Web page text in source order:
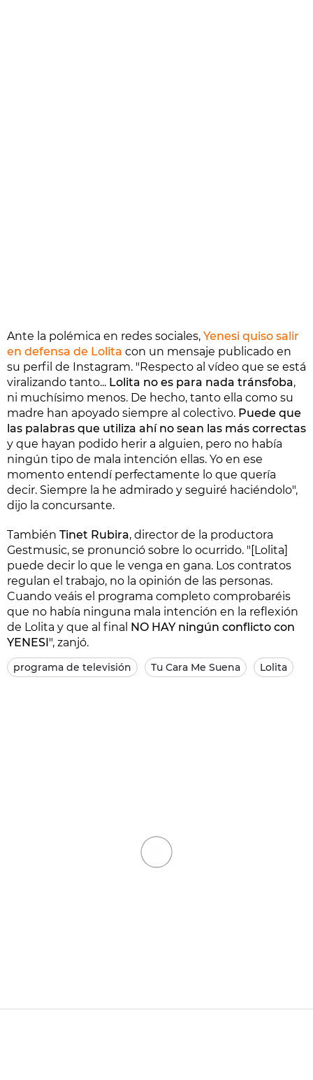
Ante la polémica en redes sociales, Yenesi quiso salir
en defensa de Lolita con un mensaje publicado en
su perfil de Instagram. "Respecto al vídeo que se está
viralizando tanto... Lolita no es para nada tránsfoba,
ni muchísimo menos. De hecho, tanto ella como su
madre han apoyado siempre al colectivo. Puede que
las palabras que utiliza ahí no sean las más correctas
y que hayan podido herir a alguien, pero no había
ningún tipo de mala intención ellas. Yo en ese
momento entendí perfectamente lo que quería
decir. Siempre la he admirado y seguiré haciéndolo",
dijo la concursante.
También Tinet Rubira, director de la productora
Gestmusic, se pronunció sobre lo ocurrido. "[Lolita]
puede decir lo que le venga en gana. Los contratos
regulan el trabajo, no la opinión de las personas.
Cuando veáis el programa completo comprobaréis
que no había ninguna mala intención en la reflexión
de Lolita y que al final NO HAY ningún conflicto con
YENESI", zanjó.
programa de televisión Tu Cara Me Suena Lolita